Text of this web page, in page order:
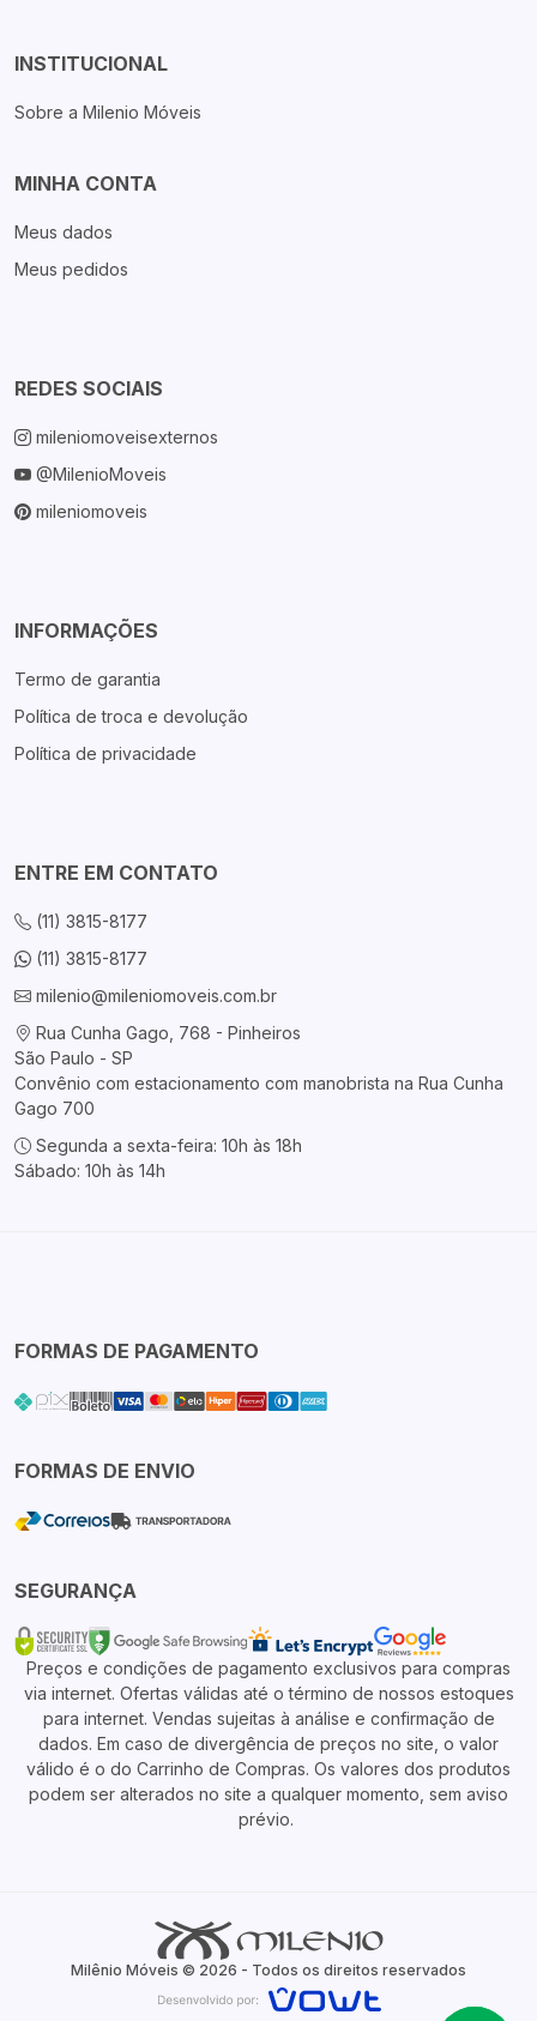
INSTITUCIONAL
Sobre a Milenio Móveis
MINHA CONTA
Meus dados
Meus pedidos
REDES SOCIAIS
mileniomoveisexternos
@MilenioMoveis
mileniomoveis
INFORMAÇÕES
Termo de garantia
Política de troca e devolução
Política de privacidade
ENTRE EM CONTATO
(11) 3815-8177
(11) 3815-8177
milenio@mileniomoveis.com.br
Rua Cunha Gago, 768 - Pinheiros
São Paulo - SP
Convênio com estacionamento com manobrista na Rua Cunha
Gago 700
Segunda a sexta-feira: 10h às 18h
Sábado: 10h às 14h
FORMAS DE PAGAMENTO
FORMAS DE ENVIO
SEGURANÇA
Preços e condições de pagamento exclusivos para compras
via internet. Ofertas válidas até o término de nossos estoques
para internet. Vendas sujeitas à análise e confirmação de
dados. Em caso de divergência de preços no site, o valor
válido é o do Carrinho de Compras. Os valores dos produtos
podem ser alterados no site a qualquer momento, sem aviso
prévio.
Milênio Móveis © 2026 - Todos os direitos reservados